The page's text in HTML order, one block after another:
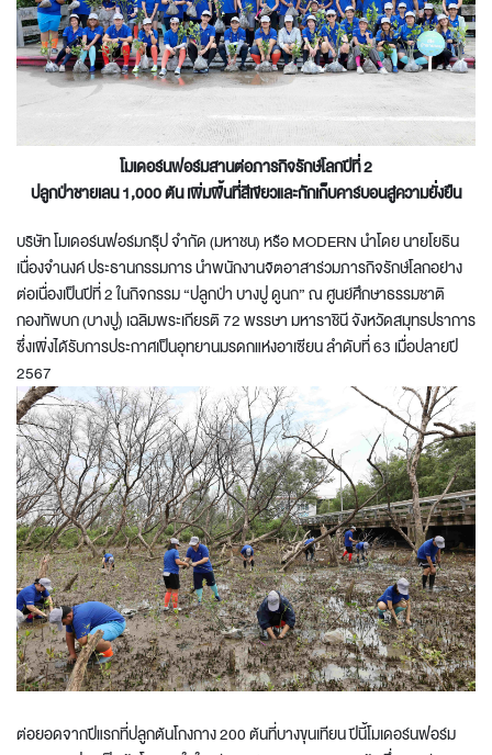
โมเดอร์นฟอร์มสานต่อภารกิจรักษ์โลกปีที่ 2
ปลูกป่าชายเลน 1,000 ต้น เพิ่มพื้นที่สีเขียวและกักเก็บคาร์บอนสู่ความยั่งยืน
บริษัท โมเดอร์นฟอร์มกรุ๊ป จำกัด (มหาชน) หรือ MODERN นำโดย นายโยธิน
เนื่องจำนงค์ ประธานกรรมการ นำพนักงานจิตอาสาร่วมภารกิจรักษ์โลกอย่าง
ต่อเนื่องเป็นปีที่ 2 ในกิจกรรม “ปลูกป่า บางปู ดูนก” ณ ศูนย์ศึกษาธรรมชาติ
กองทัพบก (บางปู) เฉลิมพระเกียรติ 72 พรรษา มหาราชินี จังหวัดสมุทรปราการ
ซึ่งเพิ่งได้รับการประกาศเป็นอุทยานมรดกแห่งอาเซียน ลำดับที่ 63 เมื่อปลายปี
2567
ต่อยอดจากปีแรกที่ปลูกต้นโกงกาง 200 ต้นที่บางขุนเทียน ปีนี้โมเดอร์นฟอร์ม